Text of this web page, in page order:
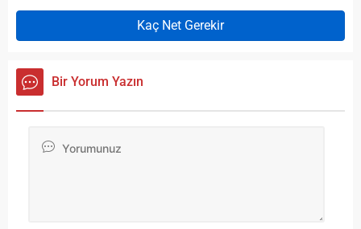
Kaç Net Gerekir
Bir Yorum Yazın